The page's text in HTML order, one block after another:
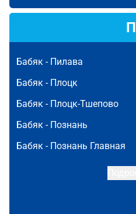
П
Бабяк - Пилава
Бабяк - Плоцк
Бабяк - Плоцк-Тшепово
Бабяк - Познань
Бабяк - Познань Главная